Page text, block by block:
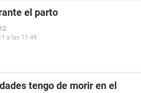
el parto
a las 11:49
tengo de morir en el